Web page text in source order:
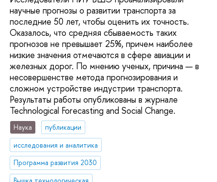
научные прогнозы о развитии транспорта за
последние 50 лет, чтобы оценить их точность.
Оказалось, что средняя сбываемость таких
прогнозов не превышает 25%, причем наиболее
низкие значения отмечаются в сфере авиации и
железных дорог. По мнению ученых, причина — в
несовершенстве метода прогнозирования и
сложном устройстве индустрии транспорта.
Результаты работы опубликованы в журнале
Technological Forecasting and Social Change.
Наука
публикации
исследования и аналитика
Программа развития 2030